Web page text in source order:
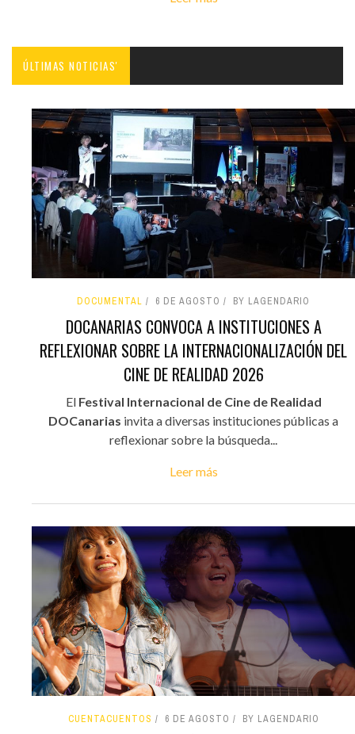
ÚLTIMAS NOTICIAS'
DOCUMENTAL 6 DE AGOSTO BY LAGENDARIO
DOCANARIAS CONVOCA A INSTITUCIONES A
REFLEXIONAR SOBRE LA INTERNACIONALIZACIÓN DEL
CINE DE REALIDAD 2026
El Festival Internacional de Cine de Realidad
DOCanarias invita a diversas instituciones públicas a
reflexionar sobre la búsqueda...
Leer más
CUENTACUENTOS 6 DE AGOSTO BY LAGENDARIO